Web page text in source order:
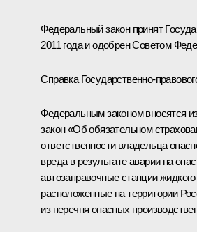
Федеральный закон принят
2011 года и одобрен Советом
Справка Государственно-
Федеральным законом вносятся
закон «Об обязательном
ответственности владельца
вреда в результате аварии на
автозаправочные станции
расположенные на территории
из перечня опасных